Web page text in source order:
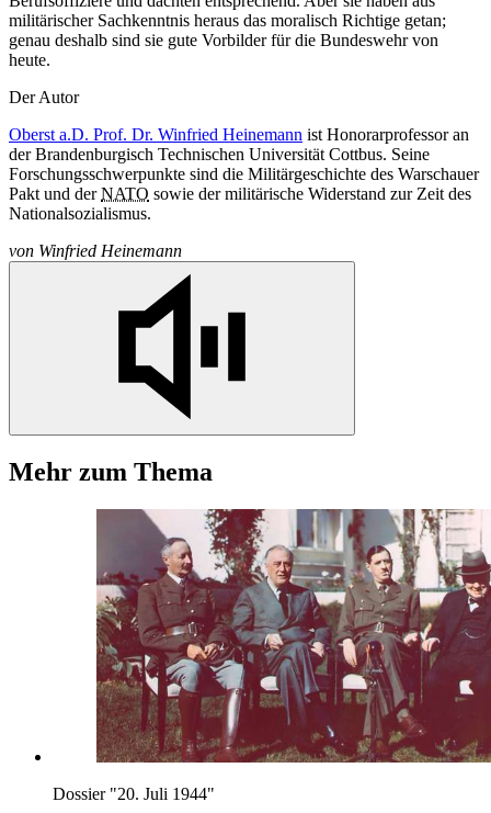
Gestorben für Recht und Freiheit: Auf dem
St.Matthäus-KirchofinBerlin steht ein Gedenkstein für
die Widerstandskämpfer, die im Bendlerblock
erschossen und hier begraben wurden.
Winfried Heinemann
Ein anderer Gedenkort ist – zuletzt – das Grab auf dem Alten St.
inSchöneberg. Aber auch hier ist das Gedenken
entmilitarisiert – verständlich vielleicht bei fünf Namen auf einem
Brauchs, alle Arten von Rängen und Titeln auf Gräbern zu
verewigen. Die aktuellen Richtlinien zur Traditionspflege der
Bundeswehr sehen grundsätzlich keinen Bezug der Bundeswehr
mehr zur Wehrmacht vor. „Beteiligung am militärischen
Widerstand“ erfassen die Richtlinien als eine der möglichen
Ausnahmen von dieser Regel; zu bedenken ist dabei auch „die
Frage persönlicher Schuld“. Damit ist auch nicht mehr der
den letzten Jahrzehnten öffentlich und wissenschaftlich
geführten Diskussion über die Beteiligung einzelner im Widerstand
umgekommener Offiziereanden Verbrechen des Regimes. Die am
Umsturzversuch des 20. Juli 1944 beteiligten Offiziere haben zuerst
aus militärischem Sachverstand heraus gehandelt – sie waren eben
Berufsoffiziere und dachten entsprechend. Aber sie haben aus
militärischer Sachkenntnis heraus das moralisch Richtige getan;
genau deshalb sind sie gute Vorbilder für die Bundeswehr von
Oberst a.D. Prof. Dr. Winfried Heinemannist Honorarprofessoran
Forschungsschwerpunkte sind die Militärgeschichte des Warschauer